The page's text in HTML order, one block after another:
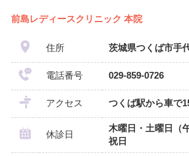
前島レディースクリニック 本院
住所 茨城県つくば市手
電話番号 029-859-0726
アクセス つくば駅から車で
休診日
木曜日・土曜日（
祝日